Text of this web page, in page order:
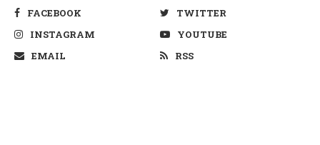
FACEBOOK
TWITTER
INSTAGRAM
YOUTUBE
EMAIL
RSS